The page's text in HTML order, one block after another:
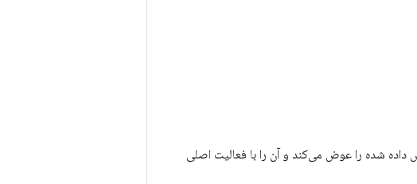
داده شده را عوض می‌کند و آن را با فعالیت اصلی